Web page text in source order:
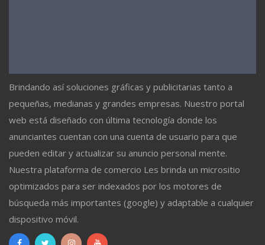
Brindando así soluciones gráficas y publicitarias tanto a
pequeñas, medianas y grandes empresas. Nuestro portal
web está diseñado con última tecnología donde los
anunciantes cuentan con una cuenta de usuario para que
pueden editar y actualizar su anuncio personal mente.
Nuestra plataforma de comercio Les brinda un micrositio
optimizados para ser indexados por los motores de
búsqueda más importantes (google) y adaptable a cualquier
dispositivo móvil.